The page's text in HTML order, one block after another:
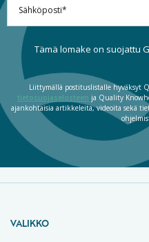
Tämä lomake on suojattu
Liittymällä postituslistalle hyväksyt
tietosuojaselosteen ja Quality
ajankohtaisia artikkeleita, videoita sekä
VALIKKO